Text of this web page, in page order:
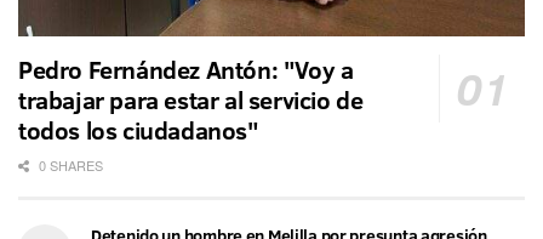
Pedro Fernández Antón: "Voy a
trabajar para estar al servicio de
todos los ciudadanos"
0 SHARES